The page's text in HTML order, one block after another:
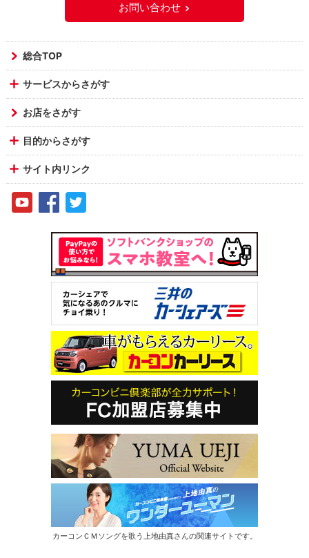
お問い合わせ
総合TOP
サービスからさがす
お店をさがす
目的からさがす
サイト内リンク
カーコンＣＭソングを歌う上地由真さんの関連サイトです。